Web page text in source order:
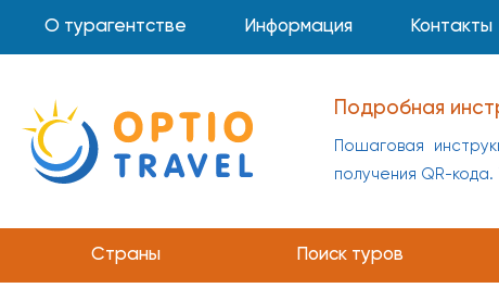
О турагентстве Информация Контакты
Подробная
Пошаговая
получения QR-
Страны Поиск туров